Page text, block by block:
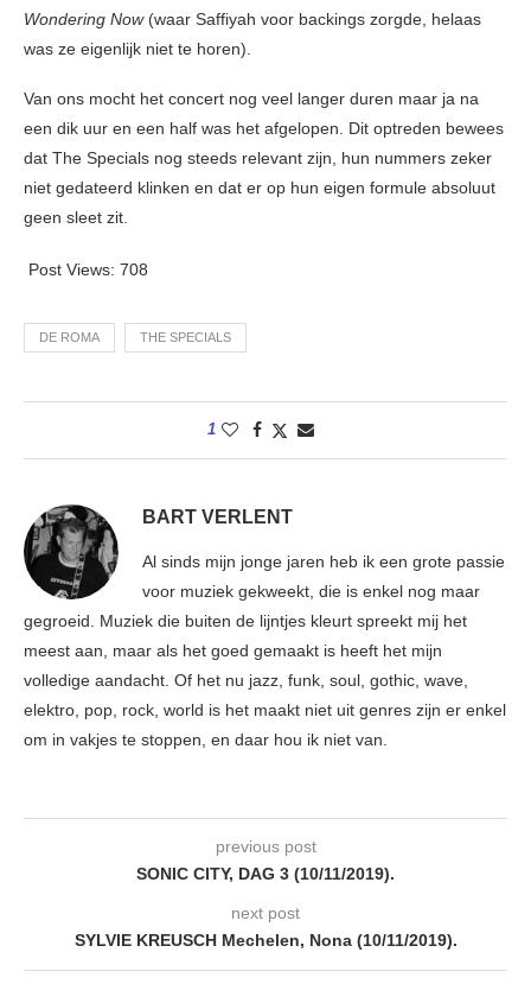
Wondering Now(waar Saffiyah voor backings zorgde, helaas
was ze eigenlijk niet te horen).
Van ons mocht het concert nog veel langer duren maar ja na
een dik uur en een half was het afgelopen. Dit optreden bewees
dat The Specials nog steeds relevant zijn, hun nummers zeker
niet gedateerd klinken en dat er op hun eigen formule absoluut
geen sleet zit.
Post Views: 708
DE ROMA THE SPECIALS
1
BART VERLENT
Al sinds mijn jonge jaren heb ik een grote passie
voor muziek gekweekt, die is enkel nog maar
gegroeid. Muziek die buiten de lijntjes kleurt spreekt mij het
meest aan, maar als het goed gemaakt is heeft het mijn
volledige aandacht. Of het nu jazz, funk, soul, gothic, wave,
elektro, pop, rock, world is het maakt niet uit genres zijn er enkel
om in vakjes te stoppen, en daar hou ik niet van.
previous post
SONIC CITY, DAG 3 (10/11/2019).
next post
SYLVIE KREUSCH Mechelen, Nona (10/11/2019).